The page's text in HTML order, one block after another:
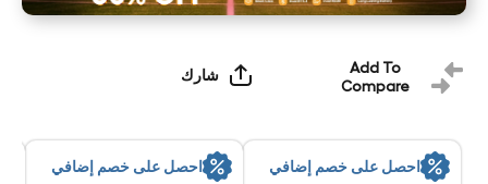
Add To
Compare
شارك
احصل على خصم إضافي احصل على خصم إضافي